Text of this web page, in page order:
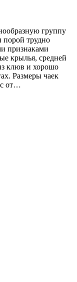
группу
порой трудно
признаками
крылья, средней
клюв и хорошо
Размеры чаек
от…